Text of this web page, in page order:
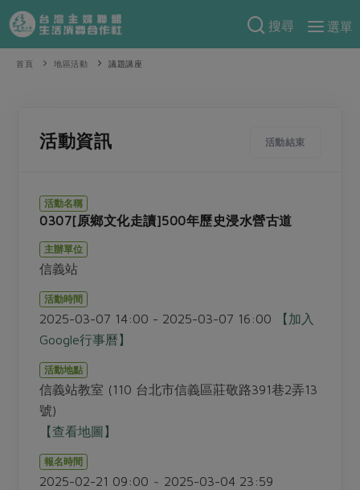
搜尋
選單
產品分類
芽苗類
奶蛋豆・五穀
肉品・水產
畜產肉類
水畜加工品
調理食材・點心
調味醬料/南北貨
食材
麵食
肉食
海鮮
蔬食
蛋料理
料理方式
烘焙．點心
醬料
湯品．鍋物
特別企畫
把最好的台灣味帶回家！
2026年端午節預購圓滿結束
更多預購活動
當季產品
合作25-經典快閃最後一週
合作25-精選產品第四彈
合作25-精選產品第三彈
更多當季產品
觀點文章
主婦食堂
社內大小事
產品故事
樂齡生活
廚房瑜伽
關注議題
非基改運動
關於合作社
認識合作社
關於我們
合作社組織
員工與求才
產品檢驗
自主把關
檢驗報告
重要公告
首頁 地區活動 議題講座
活動結束
活動資訊
活動名稱
0307[原鄉文化走讀]500年歷史浸水營古道
主辦單位
信義站
活動時間
2025-03-07 14:00 - 2025-03-07 16:00
【加入
Google行事曆】
活動地點
信義站教室 (110 台北市信義區莊敬路391巷2弄13
號)
【查看地圖】
報名時間
2025-02-21 09:00 ~ 2025-03-04 23:59